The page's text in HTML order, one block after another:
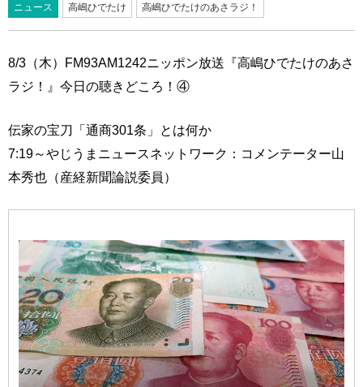
ニュース 高嶋ひでたけ 高嶋ひでたけのあさラジ！
8/3（木）FM93AM1242ニッポン放送『高嶋ひでたけのあさ
ラジ！』今日の聴きどころ！④
伝家の宝刀「通商301条」とは何か
7:19～やじうまニュースネットワーク：コメンテーター山
本秀也（産経新聞論説委員）